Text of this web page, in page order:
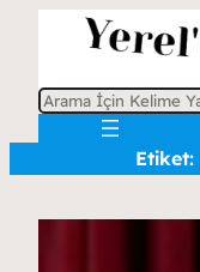
A
Etiket: